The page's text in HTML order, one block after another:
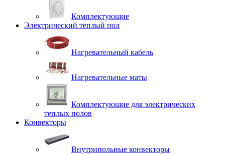
Комплектующие
Электрический теплый пол
Нагревательный кабель
Нагревательные маты
Комплектующие для электрических
теплых полов
Конвекторы
Внутрипольные конвекторы